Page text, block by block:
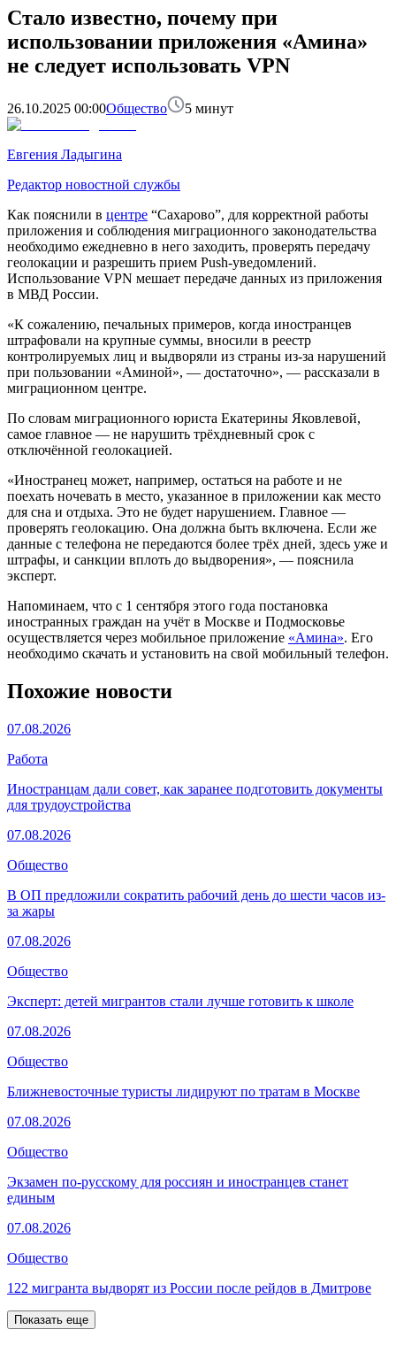
Стало известно, почему при
использовании приложения «Амина»
не следует использовать VPN
26.10.2025 00:00Общество 5 минут
Евгения Ладыгина
Редактор новостной службы
Как пояснили в центре “Сахарово”, для корректной работы
приложения и соблюдения миграционного законодательства
необходимо ежедневно в него заходить, проверять передачу
геолокации и разрешить прием Push-уведомлений.
Использование VPN мешает передаче данных из приложения
в МВД России.
«К сожалению, печальных примеров, когда иностранцев
штрафовали на крупные суммы, вносили в реестр
контролируемых лиц и выдворяли из страны из-за нарушений
при пользовании «Аминой», — достаточно», — рассказали в
миграционном центре.
По словам миграционного юриста Екатерины Яковлевой,
самое главное — не нарушить трёхдневный срок с
отключённой геолокацией.
«Иностранец может, например, остаться на работе и не
поехать ночевать в место, указанное в приложении как место
для сна и отдыха. Это не будет нарушением. Главное —
проверять геолокацию. Она должна быть включена. Если же
данные с телефона не передаются более трёх дней, здесь уже и
штрафы, и санкции вплоть до выдворения», — пояснила
эксперт.
Напоминаем, что с 1 сентября этого года постановка
иностранных граждан на учёт в Москве и Подмосковье
осуществляется через мобильное приложение «Амина». Его
необходимо скачать и установить на свой мобильный телефон.
Похожие новости
07.08.2026
Работа
Иностранцам дали совет, как заранее подготовить документы
для трудоустройства
07.08.2026
Общество
В ОП предложили сократить рабочий день до шести часов из-
за жары
07.08.2026
Общество
Эксперт: детей мигрантов стали лучше готовить к школе
07.08.2026
Общество
Ближневосточные туристы лидируют по тратам в Москве
07.08.2026
Общество
Экзамен по-русскому для россиян и иностранцев станет
единым
07.08.2026
Общество
122 мигранта выдворят из России после рейдов в Дмитрове
Показать еще